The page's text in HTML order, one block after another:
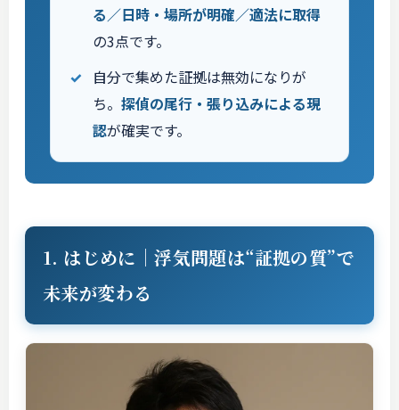
る／日時・場所が明確／適法に取得
の3点です。
自分で集めた証拠は無効になりが
ち。探偵の尾行・張り込みによる現
認が確実です。
1. はじめに｜浮気問題は“証拠の質”で
未来が変わる